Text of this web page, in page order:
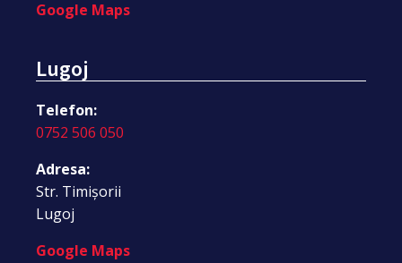
Google Maps
Lugoj
Telefon:
0752 506 050
Adresa:
Str. Timișorii
Lugoj
Google Maps